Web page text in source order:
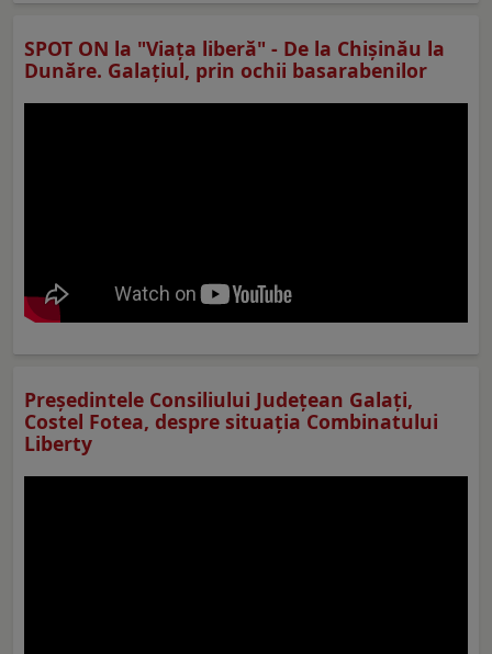
SPOT ON la "Viaţa liberă" - De la Chișinău la
Dunăre. Galațiul, prin ochii basarabenilor
Preşedintele Consiliului Judeţean Galaţi,
Costel Fotea, despre situaţia Combinatului
Liberty